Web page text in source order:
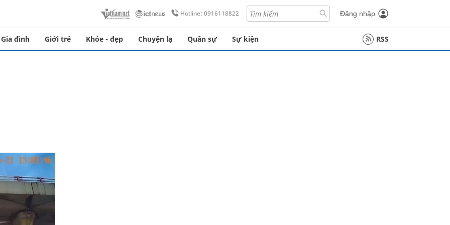
Hotline: 0916118822 Đăng nhập
Gia đình Giới trẻ Khỏe - đẹp Chuyện lạ Quân sự Sự kiện RSS